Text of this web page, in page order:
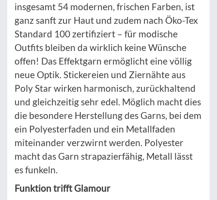
insgesamt 54 modernen, frischen Farben, ist
ganz sanft zur Haut und zudem nach Öko-Tex
Standard 100 zertifiziert – für modische
Outfits bleiben da wirklich keine Wünsche
offen! Das Effektgarn ermöglicht eine völlig
neue Optik. Stickereien und Ziernähte aus
Poly Star wirken harmonisch, zurückhaltend
und gleichzeitig sehr edel. Möglich macht dies
die besondere Herstellung des Garns, bei dem
ein Polyesterfaden und ein Metallfaden
miteinander verzwirnt werden. Polyester
macht das Garn strapazierfähig, Metall lässt
es funkeln.
Funktion trifft Glamour